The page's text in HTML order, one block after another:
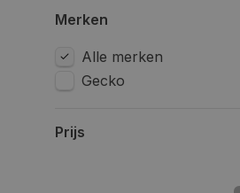
Merken
Alle merken
Gecko
Prijs